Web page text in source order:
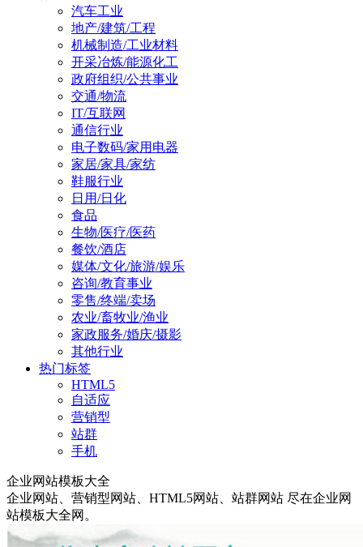
汽车工业
地产/建筑/工程
机械制造/工业材料
开采冶炼/能源化工
政府组织/公共事业
交通/物流
IT/互联网
通信行业
电子数码/家用电器
家居/家具/家纺
鞋服行业
日用/日化
食品
生物/医疗/医药
餐饮/酒店
媒体/文化/旅游/娱乐
咨询/教育事业
零售/终端/卖场
农业/畜牧业/渔业
家政服务/婚庆/摄影
其他行业
热门标签
HTML5
自适应
营销型
站群
手机
企业网站模板大全
企业网站
营销型网站 HTML5网站 站群网站 尽在企业网
站模板大全网。